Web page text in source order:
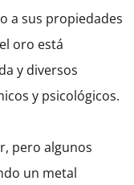
a sus propiedades
oro está
y diversos
y psicológicos.
pero algunos
un metal